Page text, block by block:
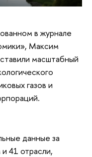
в журнале
Максим
масштабный
газов и
данные за
41 отрасли,